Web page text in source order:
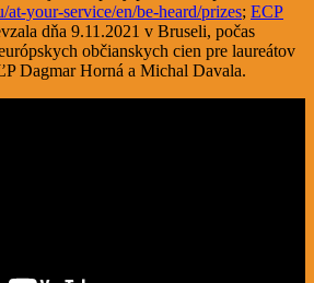
your-service/en/be-heard/prizes; ECP
dňa 9.11.2021 v Bruseli, počas
občianskych cien pre laureátov
Dagmar Horná a Michal Davala.